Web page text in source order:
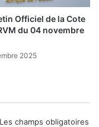
Officiel de la Cote
du 04 novembre
2025
Les champs obligatoires